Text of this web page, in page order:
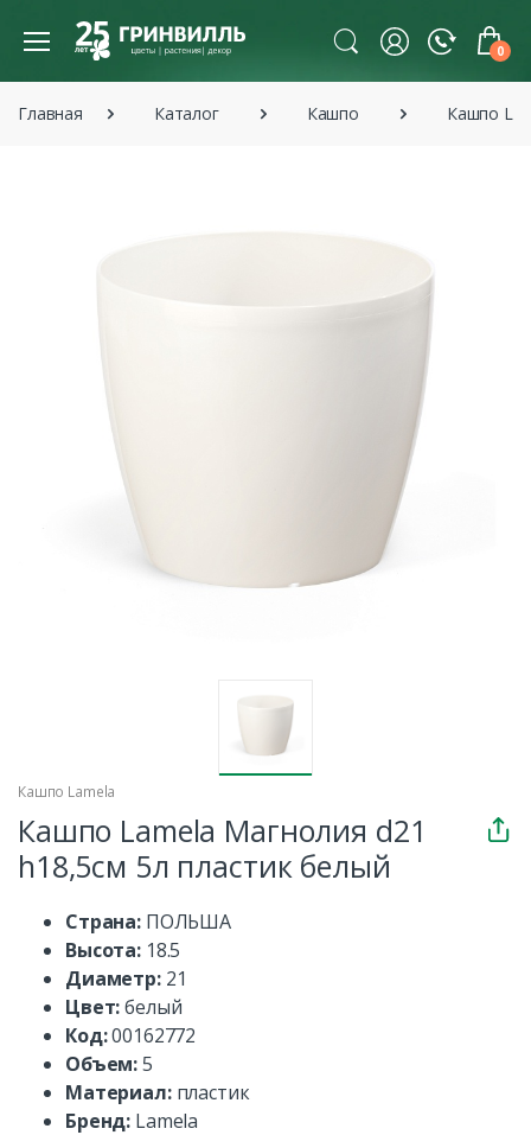
0
Главная Каталог Кашпо Кашпо
Кашпо Lamela
Кашпо Lamela Магнолия d21
h18,5см 5л пластик белый
Страна: ПОЛЬША
Высота: 18.5
Диаметр: 21
Цвет:белый
Код:00162772
Объем:5
Материал: пластик
Бренд: Lamela